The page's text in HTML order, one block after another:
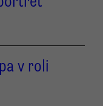
v roli